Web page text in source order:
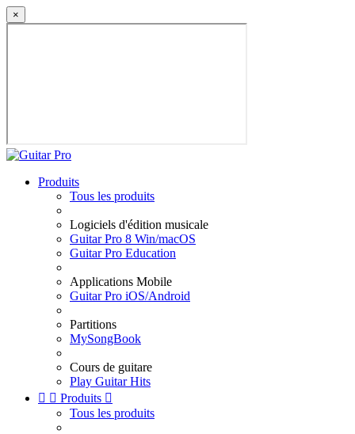
×
Produits
Tous les produits
Logiciels d'édition musicale
Guitar Pro 8 Win/macOS
Guitar Pro Education
Applications Mobile
Guitar Pro iOS/Android
Partitions
MySongBook
Cours de guitare
Play Guitar Hits
  Produits 
Tous les produits